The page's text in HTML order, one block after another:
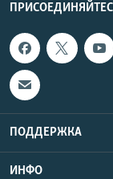
ПОДДЕРЖКА
ИНФО